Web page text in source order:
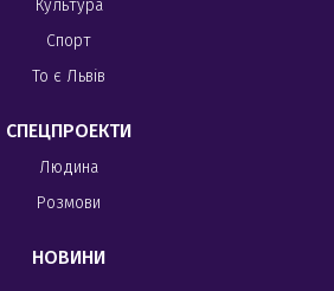
Культура
Спорт
То є Львів
СПЕЦПРОЕКТИ
Людина
Розмови
НОВИНИ